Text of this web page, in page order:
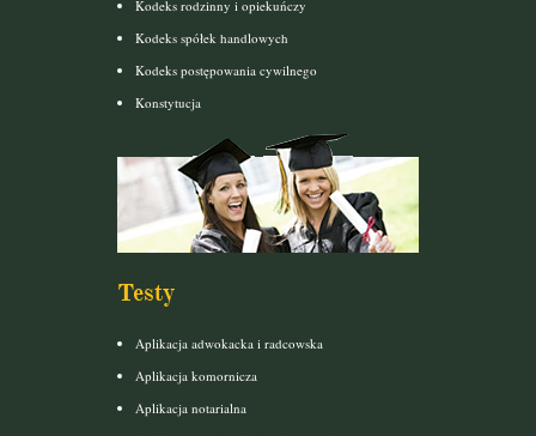
Kodeks rodzinny i opiekuńczy
Kodeks spółek handlowych
Kodeks postępowania cywilnego
Konstytucja
Testy
Aplikacja adwokacka i radcowska
Aplikacja komornicza
Aplikacja notarialna